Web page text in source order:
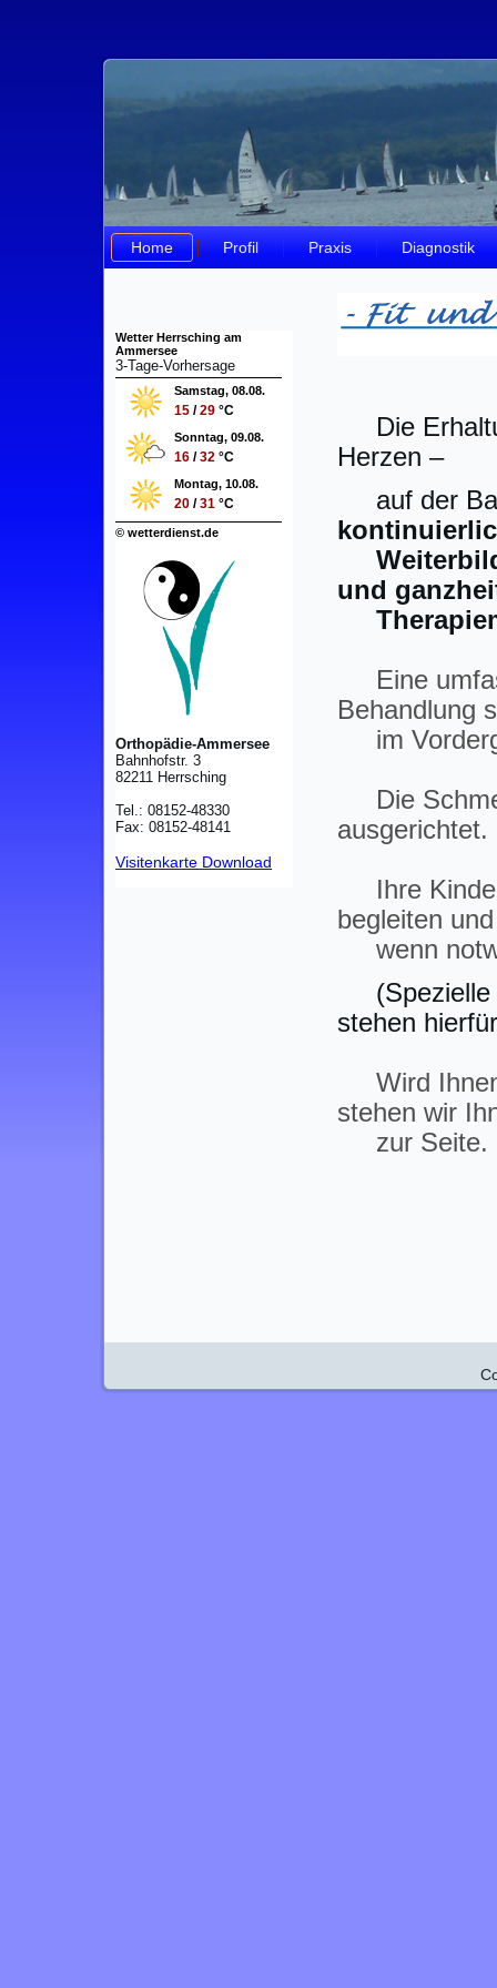
Home Profil Praxis Diagnostik
Wetter Herrsching am
Ammersee
3-Tage-Vorhersage
Samstag, 08.08.
15 /29 °C
Sonntag, 09.08.
16 /32 °C
Montag, 10.08.
20 /31 °C
© wetterdienst.de
Orthopädie-Ammersee
Bahnhofstr. 3
82211 Herrsching
Tel.: 08152-48330
Fax: 08152-48141
Visitenkarte Download
Die
Herzen –
auf der
und
Eine
Behandlung
im
Die
ausgerichtet.
Ihre
begleiten
wenn
(Spezielle
stehen
Wird
stehen wir
zur Seite.